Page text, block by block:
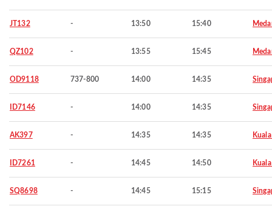
JT132 - 13:50 15:40
QZ102 - 13:55 15:45
OD9118 737-800 14:00 14:35
ID7146 - 14:00 14:35
AK397 - 14:35 14:35
ID7261 - 14:45 14:50
SQ8698 - 14:45 15:15